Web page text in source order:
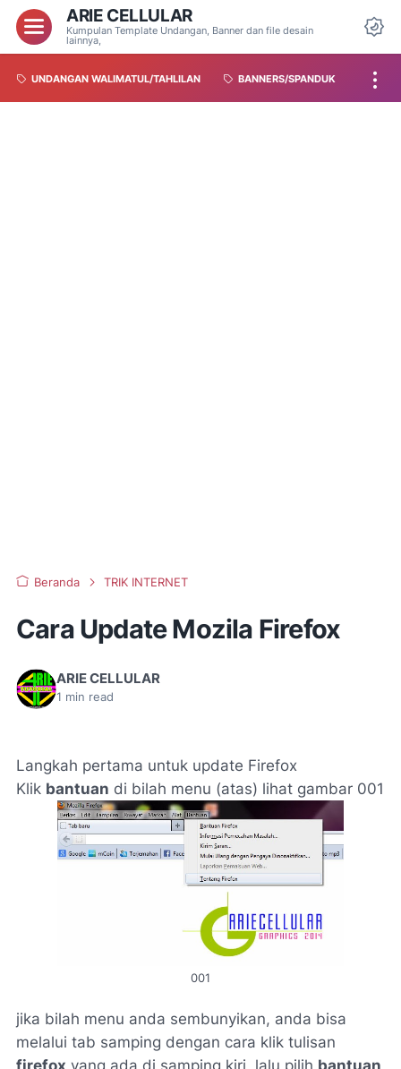
ARIE CELLULAR
Kumpulan Template Undangan, Banner dan file desain
lainnya,
UNDANGAN WALIMATUL/TAHLILAN BANNERS/SPANDUK
Beranda TRIK INTERNET
Cara Update Mozila Firefox
ARIE CELLULAR
1 min read
Langkah pertama untuk update Firefox
Klik bantuan di bilah menu (atas) lihat gambar 001
001
jika bilah menu anda sembunyikan, anda bisa
melalui tab samping dengan cara klik tulisan
firefox yang ada di samping kiri, lalu pilih bantuan